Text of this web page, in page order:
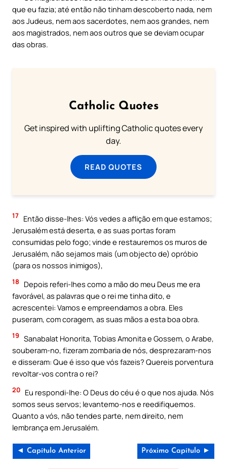
que eu fazia; até então não tinham descoberto nada, nem
aos Judeus, nem aos sacerdotes, nem aos grandes, nem
aos magistrados, nem aos outros que se deviam ocupar
das obras.
Catholic Quotes
Get inspired with uplifting Catholic quotes every
day.
READ QUOTES
17 Então disse-lhes: Vós vedes a aflição em que estamos;
Jerusalém está deserta, e as suas portas foram
consumidas pelo fogo; vinde e restauremos os muros de
Jerusalém, não sejamos mais (um objecto de) opróbio
(para os nossos inimigos),
18
Depois referi-lhes como a mão do meu Deus me era
favorável, as palavras que o rei me tinha dito, e
acrescentei: Vamos e empreendamos a obra. Eles
puseram, com coragem, as suas mãos a esta boa obra.
19 Sanabalat Honorita, Tobias Amonita e Gossem, o Arabe,
souberam-no, fizeram zombaria de nós, desprezaram-nos
e disseram: Que é isso que vós fazeis? Quereis porventura
revoltar-vos contra o rei?
20 Eu respondi-lhe: O Deus do céu é o que nos ajuda. Nós
somos seus servos; levantemo-nos e reedifiquemos.
Quanto a vós, não tendes parte, nem direito, nem
lembrança em Jerusalém.
◄ Capítulo Anterior Próximo Capítulo ►